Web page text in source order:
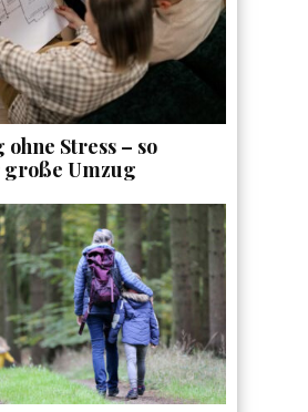
Stress – so
Umzug